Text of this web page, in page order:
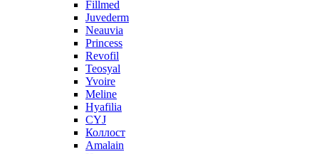
Fillmed
Juvederm
Neauvia
Princess
Revofil
Teosyal
Yvoire
Meline
Hyafilia
CYJ
Коллост
Amalain